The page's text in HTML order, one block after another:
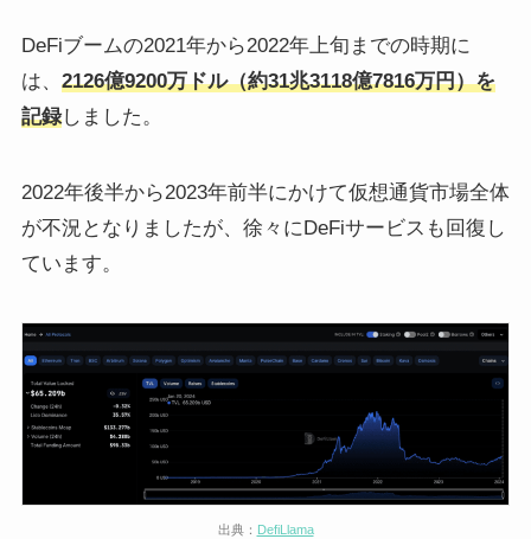
DeFiブームの2021年から2022年上旬までの時期に
は、 2126億9200万ドル（約31兆3118億7816万円）を
記録しました。
2022年後半から2023年前半にかけて仮想通貨市場全体
が不況となりましたが、徐々にDeFiサービスも回復し
ています。
出典： DefiLlama